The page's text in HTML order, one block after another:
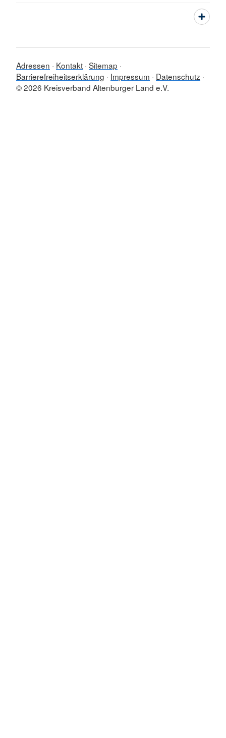
Adressen Kontakt Sitemap
Barrierefreiheitserklärung
Impressum
Datenschutz
© 2026 Kreisverband Altenburger Land e.V.